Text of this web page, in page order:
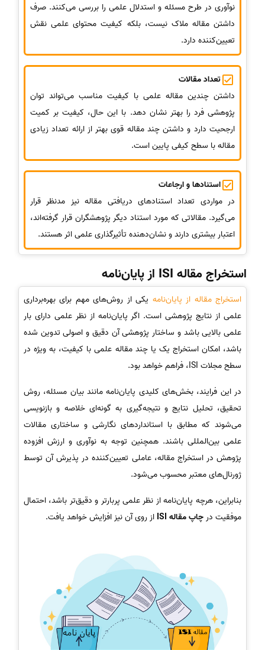
نوآوری در طرح مسئله و استدلال علمی را بررسی می‌کنند. صرف
داشتن مقاله ملاک نیست، بلکه کیفیت محتوای علمی نقش
تعیین‌کننده دارد.
تعداد مقالات
داشتن چندین مقاله علمی با کیفیت مناسب می‌تواند توان
پژوهشی فرد را بهتر نشان دهد. با این حال، کیفیت بر کمیت
ارجحیت دارد و داشتن چند مقاله قوی بهتر از ارائه تعداد زیادی
مقاله با سطح کیفی پایین است.
استنادها و ارجاعات
در مواردی تعداد استنادهای دریافتی مقاله نیز مدنظر قرار
می‌گیرد. مقالاتی که مورد استناد دیگر پژوهشگران قرار گرفته‌اند،
اعتبار بیشتری دارند و نشان‌دهنده تأثیرگذاری علمی اثر هستند.
استخراج مقاله ISI از پایان‌نامه
استخراج مقاله از پایان‌نامه یکی از روش‌های مهم برای بهره‌برداری
علمی از نتایج پژوهشی است. اگر پایان‌نامه از نظر علمی دارای بار
علمی بالایی باشد و ساختار پژوهشی آن دقیق و اصولی تدوین شده
باشد، امکان استخراج یک یا چند مقاله علمی با کیفیت، به ویژه در
سطح مجلات ISI، فراهم خواهد بود.
در این فرایند، بخش‌های کلیدی پایان‌نامه مانند بیان مسئله، روش
تحقیق، تحلیل نتایج و نتیجه‌گیری به گونه‌ای خلاصه و بازنویسی
می‌شوند که مطابق با استانداردهای نگارشی و ساختاری مقالات
علمی بین‌المللی باشند. همچنین توجه به نوآوری و ارزش افزوده
پژوهش در استخراج مقاله، عاملی تعیین‌کننده در پذیرش آن توسط
ژورنال‌های معتبر محسوب می‌شود.
بنابراین، هرچه پایان‌نامه از نظر علمی پربارتر و دقیق‌تر باشد، احتمال
موفقیت درچاپ مقاله ISI از روی آن نیز افزایش خواهد یافت.